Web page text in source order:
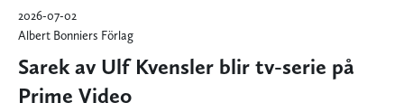
2026-07-02
Albert Bonniers Förlag
Sarek av Ulf Kvensler blir tv-serie på
Prime Video